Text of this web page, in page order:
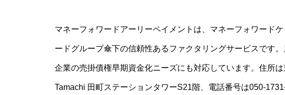
マネーフォワードアーリーペイメントは、マネーフォワード
ードグループ傘下の信頼性あるファクタリングサービスです
企業の売掛債権早期資金化ニーズにも対応しています。住所
Tamachi 田町ステーションタワーS21階、電話番号は050-